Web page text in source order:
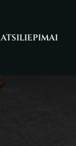
ATSILIEPIMAI